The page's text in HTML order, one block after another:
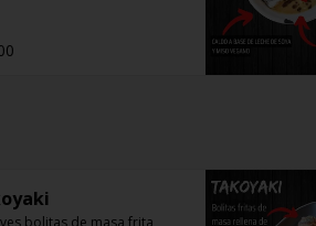
bolitas de masa frita